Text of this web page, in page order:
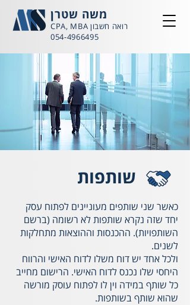
משה שטרן
רואה חשבון CPA, MBA
054-4966495
שותפות
כאשר שני שותפים מעוניינים לפתוח עסק
יחד שזה נקרא שותפות לא רשומה (ברשם
השותפויות). ההכנסות וההוצאות מתחלקות
לשנים.
ולכל אחד יש דוח משלו לדוח האישי והרווח
היחסי שלו נכנס לדוח האישי. הרישום מחייב
כל שותף במידה וין לו לפתוח עוסק מורשה
שהוא שותף בשותפות.